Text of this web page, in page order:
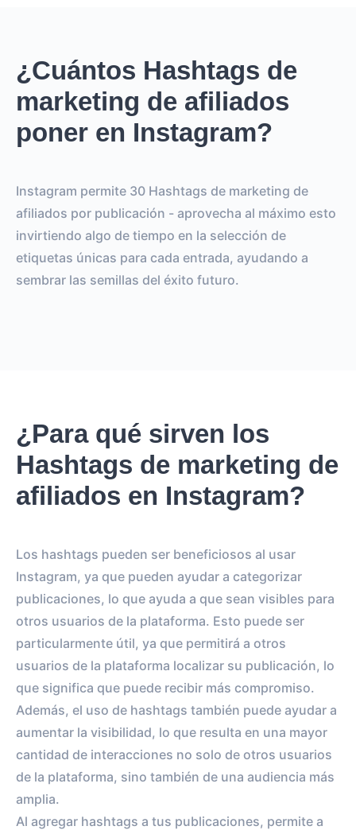
¿Cuántos Hashtags de
marketing de afiliados
poner en Instagram?
Instagram permite 30 Hashtags de marketing de
afiliados por publicación - aprovecha al máximo esto
invirtiendo algo de tiempo en la selección de
etiquetas únicas para cada entrada, ayudando a
sembrar las semillas del éxito futuro.
¿Para qué sirven los
Hashtags de marketing de
afiliados en Instagram?
Los hashtags pueden ser beneficiosos al usar
Instagram, ya que pueden ayudar a categorizar
publicaciones, lo que ayuda a que sean visibles para
otros usuarios de la plataforma. Esto puede ser
particularmente útil, ya que permitirá a otros
usuarios de la plataforma localizar su publicación, lo
que significa que puede recibir más compromiso.
Además, el uso de hashtags también puede ayudar a
aumentar la visibilidad, lo que resulta en una mayor
cantidad de interacciones no solo de otros usuarios
de la plataforma, sino también de una audiencia más
amplia.
Al agregar hashtags a tus publicaciones, permite a